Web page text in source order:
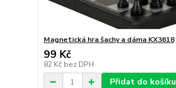
Magnetická hra šachy a dáma KX3618
99 Kč
82 Kč bez DPH
Přidat do košíku